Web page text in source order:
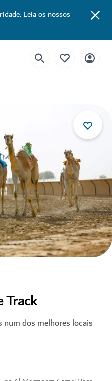
Leia os nossos
Track
num dos melhores locais